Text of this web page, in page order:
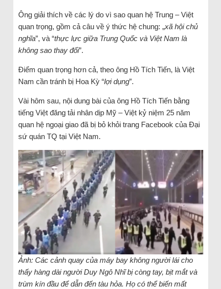
Ông giải thích về các lý do vì sao quan hệ Trung – Việt
quan trọng, gồm cả câu về ý thức hệ chung: „xã hội chủ
nghĩa”, và “thực lực giữa Trung Quốc và Việt Nam là
không sao thay đổi”.
Điểm quan trọng hơn cả, theo ông Hồ Tích Tiến, là Việt
Nam cần tránh bị Hoa Kỳ “lợi dụng”.
Vài hôm sau, nội dung bài của ông Hồ Tích Tiến bằng
tiếng Việt đăng tải nhân dịp Mỹ – Việt kỷ niệm 25 năm
quan hệ ngoại giao đã bị bỏ khỏi trang Facebook của Đại
sứ quán TQ tại Việt Nam.
Ảnh: Các cảnh quay của máy bay không người lái cho
thấy hàng dài người Duy Ngô Nhĩ bị còng tay, bịt mắt và
trùm kín đầu để dẫn đến tàu hỏa. Họ có thể biến mất